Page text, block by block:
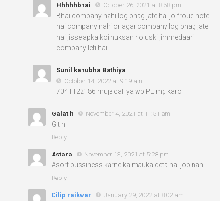
Hhhhhbhai October 26, 2021 at 8:58 pm
Bhai company nahi log bhag jate hai jo froud hote
hai company nahi or agar company log bhag jate
hai jisse apka koi nuksan ho uski jimmedaari
company leti hai
Sunil kanubha Bathiya
October 14, 2022 at 9:19 am
7041122186 muje call ya wp PE mg karo
Galat h November 4, 2021 at 11:51 am
Glt h
Reply
Astara November 13, 2021 at 5:28 pm
Asort bussiness karne ka mauka deta hai job nahi
Reply
Dilip raikwar January 29, 2022 at 8:02 am